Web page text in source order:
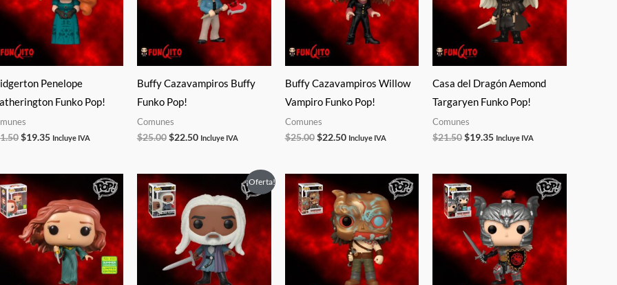
Penelope
Funko Pop!
$19.35 Incluye IVA
Buffy Cazavampiros Buffy
Funko Pop!
Comunes
$25.00 $22.50 Incluye IVA
Buffy Cazavampiros Willow
Vampiro Funko Pop!
Comunes
$25.00 $22.50 Incluye IVA
Casa del Dragón Aemond
Targaryen Funko Pop!
Comunes
$21.50$19.35 Incluye IVA
¡Oferta!
El
precio
original
era:
$21.50.
precio
actual
es:
$15.00.
El
precio
original
era:
$21.50.
precio
actual
es:
$19.35.